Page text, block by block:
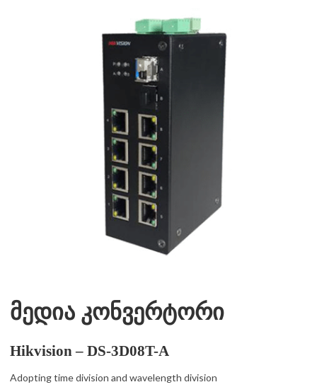
მედია კონვერტორი
Hikvision – DS-3D08T-A
Adopting time division and wavelength division